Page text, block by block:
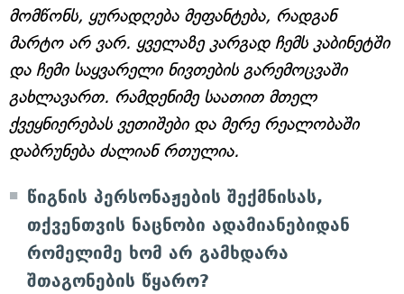
მომწონს, ყურადღება მეფანტება, რადგან
მარტო არ ვარ. ყველაზე კარგად ჩემს კაბინეტში
და ჩემი საყვარელი ნივთების გარემოცვაში
გახლავართ. რამდენიმე საათით მთელ
ქვეყნიერებას ვეთიშები და მერე რეალობაში
დაბრუნება ძალიან რთულია.
წიგნის პერსონაჟების შექმნისას,
თქვენთვის ნაცნობი ადამიანებიდან
რომელიმე ხომ არ გამხდარა
შთაგონების წყარო?